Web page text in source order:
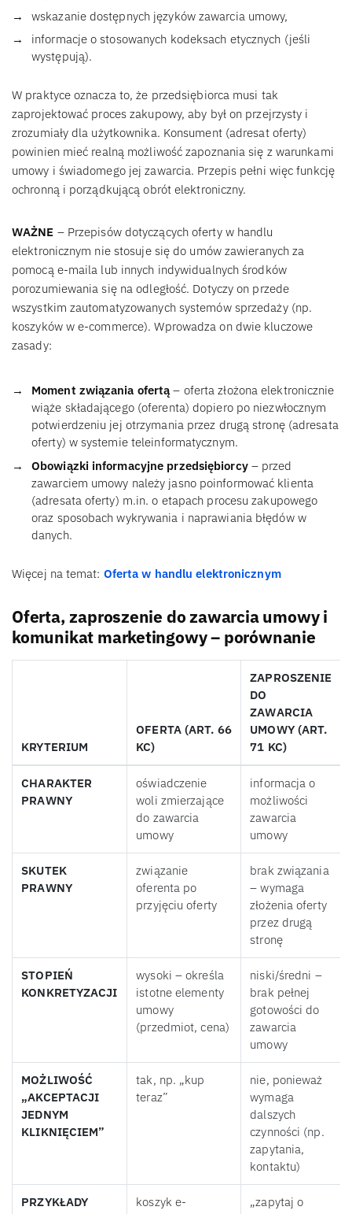
wskazanie dostępnych języków zawarcia umowy,
informacje o stosowanych kodeksach etycznych (jeśli
występują).
W praktyce oznacza to, że przedsiębiorca musi tak
zaprojektować proces zakupowy, aby był on przejrzysty i
zrozumiały dla użytkownika. Konsument (adresat oferty)
powinien mieć realną możliwość zapoznania się z warunkami
umowy i świadomego jej zawarcia. Przepis pełni więc funkcję
ochronną i porządkującą obrót elektroniczny.
WAŻNE – Przepisów dotyczących oferty w handlu
elektronicznym nie stosuje się do umów zawieranych za
pomocą e-maila lub innych indywidualnych środków
porozumiewania się na odległość. Dotyczy on przede
wszystkim zautomatyzowanych systemów sprzedaży (np.
koszyków w e-commerce). Wprowadza on dwie kluczowe
zasady:
Moment związania ofertą – oferta złożona elektronicznie
wiąże składającego (oferenta) dopiero po niezwłocznym
potwierdzeniu jej otrzymania przez drugą stronę (adresata
oferty) w systemie teleinformatycznym.
Obowiązki informacyjne przedsiębiorcy– przed
zawarciem umowy należy jasno poinformować klienta
(adresata oferty) m.in. o etapach procesu zakupowego
oraz sposobach wykrywania i naprawiania błędów w
danych.
Więcej na temat: Oferta w handlu elektronicznym
Oferta, zaproszenie do zawarcia umowy i
komunikat marketingowy – porównanie
KRYTERIUM
OFERTA (ART. 66
KC)
ZAPROSZENIE
DO
ZAWARCIA
UMOWY (ART.
71 KC)
CHARAKTER
PRAWNY
oświadczenie
woli zmierzające
do zawarcia
umowy
informacja o
możliwości
zawarcia
umowy
SKUTEK
PRAWNY
związanie
oferenta po
przyjęciu oferty
brak związania
– wymaga
złożenia oferty
przez drugą
stronę
STOPIEŃ
KONKRETYZACJI
wysoki – określa
istotne elementy
umowy
(przedmiot, cena)
niski/średni –
brak pełnej
gotowości do
zawarcia
umowy
MOŻLIWOŚĆ
„AKCEPTACJI
JEDNYM
KLIKNIĘCIEM”
tak, np. „kup
teraz”
nie, ponieważ
wymaga
dalszych
czynności (np.
zapytania,
kontaktu)
PRZYKŁADY
koszyk e-
„zapytaj o